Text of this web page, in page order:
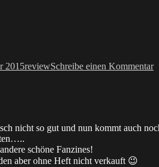
2015reviewSchreibe einen Kommentar
nicht so gut und nun kommt auch
schöne Fanzines!
aber ohne Heft nicht verkauft 😉